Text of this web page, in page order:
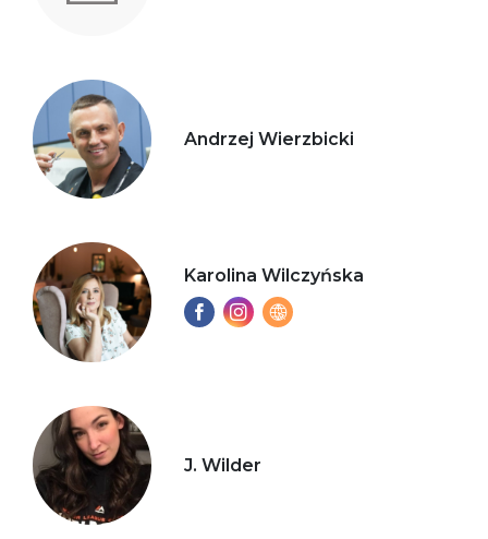
Andrzej Wierzbicki
Karolina Wilczyńska
J. Wilder